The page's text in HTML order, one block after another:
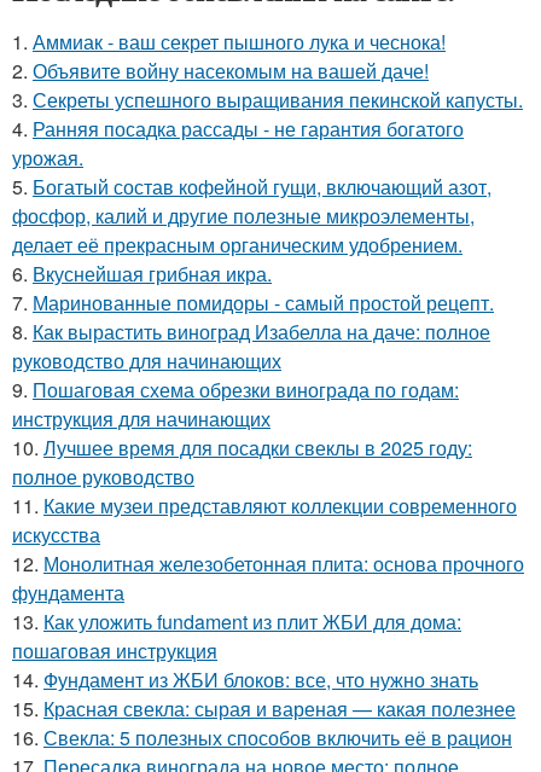
1. Аммиак - ваш секрет пышного лука и чеснока!
2. Объявите войну насекомым на вашей даче!
3. Секреты успешного выращивания пекинской капусты.
4. Ранняя посадка рассады - не гарантия богатого
урожая.
5. Богатый состав кофейной гущи, включающий азот,
фосфор, калий и другие полезные микроэлементы,
делает её прекрасным органическим удобрением.
6. Вкуснейшая грибная икра.
7. Маринованные помидоры - самый простой рецепт.
8. Как вырастить виноград Изабелла на даче: полное
руководство для начинающих
9. Пошаговая схема обрезки винограда по годам:
инструкция для начинающих
10. Лучшее время для посадки свеклы в 2025 году:
полное руководство
11. Какие музеи представляют коллекции современного
искусства
12. Монолитная железобетонная плита: основа прочного
фундамента
13. Как уложить fundament из плит ЖБИ для дома:
пошаговая инструкция
14. Фундамент из ЖБИ блоков: все, что нужно знать
15. Красная свекла: сырая и вареная — какая полезнее
16. Свекла: 5 полезных способов включить её в рацион